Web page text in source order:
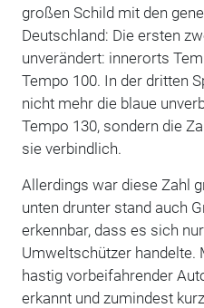
großen Schild mit den
Deutschland: Die ersten
unverändert: innerorts
Tempo 100. In der dritten
nicht mehr die blaue
Tempo 130, sondern die
sie verbindlich.
Allerdings war diese Zahl
unten drunter stand auch
erkennbar, dass es sich
Umweltschützer
hastig vorbeifahrender
erkannt und zumindest